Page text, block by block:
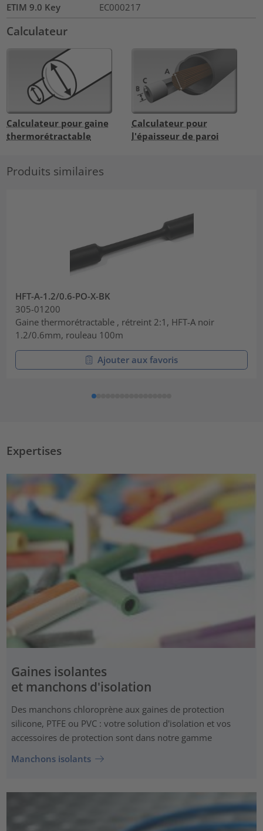
ETIM 9.0 Key
EC000217
Calculateur
Calculateur pour gaine
thermorétractable
Calculateur pour
l'épaisseur de paroi
Produits similaires
HFT-A-1.2/0.6-PO-X-BK
305-01200
Gaine thermorétractable , rétreint 2:1, HFT-A noir
1.2/0.6mm, rouleau 100m
Ajouter aux favoris
Expertises
Gaines isolantes
et manchons d'isolation
Des manchons chloroprène aux gaines de protection
silicone, PTFE ou PVC : votre solution d'isolation et vos
accessoires de protection sont dans notre gamme
Manchons isolants